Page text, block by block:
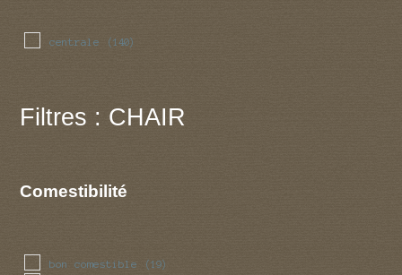
centrale (140)
Filtres : CHAIR
Comestibilité
bon comestible (19)